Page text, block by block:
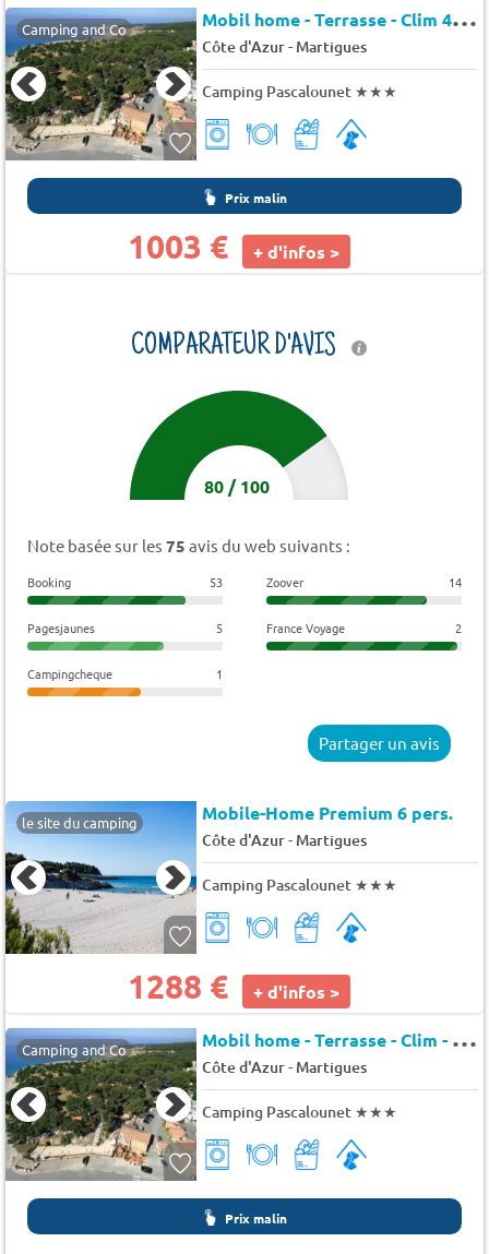
Camping and Co M
obil home - Terrasse - Clim 4 pers.
Côte d'Azur- Martigues
Camping Pascalounet ★★★
Prix malin
1003 € + d'infos >
COMPARATEUR D'AVIS
80/100
Note basée sur les 75 avis du web suivants :
Booking 53 Zoover 14
Pagesjaunes 5 France Voyage 2
Campingcheque 1
Partager un avis
le site du camping Mobile-Home Premium 6 pers.
Côte d'Azur- Martigues
Camping Pascalounet ★★★
1288 € + d'infos >
Camping and Co M
obil home - Terrasse - Clim - TV 6 pers.
Côte d'Azur- Martigues
Camping Pascalounet ★★★
Prix malin